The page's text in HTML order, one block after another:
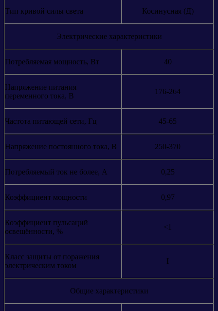
Тип кривой силы света Косинусная (Д)
Электрические характеристики
Потребляемая мощность, Вт 40
Напряжение питания
переменного тока, В
176-264
Частота питающей сети, Гц 45-65
Напряжение постоянного тока, В 250-370
Потребляемый ток не более, А 0,25
Коэффициент мощности 0,97
Коэффициент пульсаций
освещённости, %
<1
Класс защиты от поражения
электрическим током
I
Общие характеристики